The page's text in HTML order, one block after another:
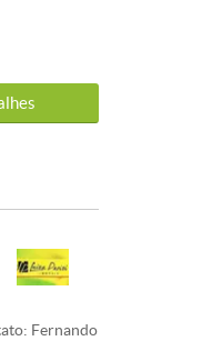
Fernando